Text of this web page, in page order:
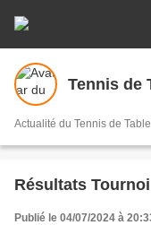
Tennis de
Actualité du Tennis de
Résultats
Publié le 04/07/2024 à